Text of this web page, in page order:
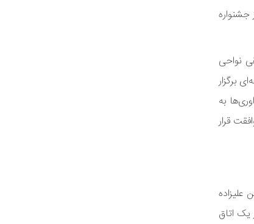
تا به مرحله آخر تیم منسجمی از اساتید حدود ۸۰ نفر ما را همراهی کرده‌اند که در طی ۲۰ روز جشنواره
نواحی
برگزار
به
قرار
یک اتاق